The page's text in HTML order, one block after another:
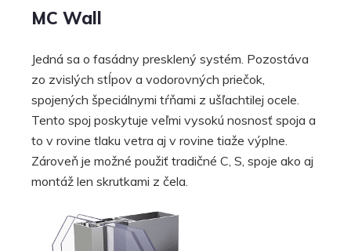
MC Wall
Jedná sa o fasádny presklený systém. Pozostáva
zo zvislých stĺpov a vodorovných priečok,
spojených špeciálnymi tŕňami z ušľachtilej ocele.
Tento spoj poskytuje veľmi vysokú nosnosť spoja a
to v rovine tlaku vetra aj v rovine tiaže výplne.
Zároveň je možné použiť tradičné C, S, spoje ako aj
montáž len skrutkami z čela.